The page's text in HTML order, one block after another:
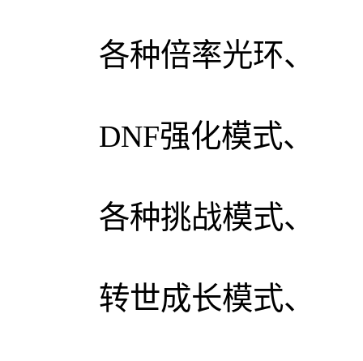
各种倍率光环、
DNF强化模式、
各种挑战模式、
转世成长模式、